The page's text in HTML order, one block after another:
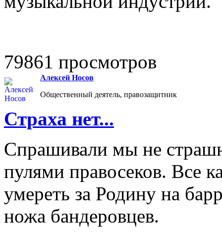
79861 просмотров
Алексей Носов
Общественный деятель, правозащитник
Страха нет...
Спрашивали мы не
пулями правосеков. Все
умереть за Родину на
ножа бандеровцев.